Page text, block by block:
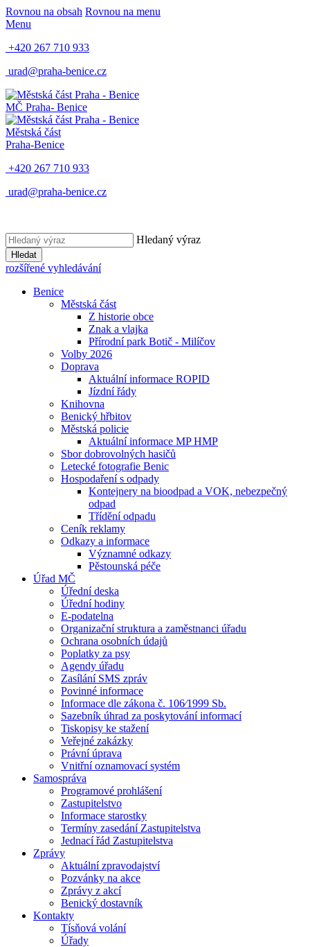
Rovnou na obsah Rovnou na menu
Menu
+420 267 710 933
urad@praha-benice.cz
MČ Praha- Benice
Městská část
Praha-Benice
+420 267 710 933
urad@praha-benice.cz
Hledaný výraz
Hledat
rozšířené vyhledávání
Benice
Městská část
Z historie obce
Znak a vlajka
Přírodní park Botič - Milíčov
Volby 2026
Doprava
Aktuální informace ROPID
Jízdní řády
Knihovna
Benický hřbitov
Městská policie
Aktuální informace MP HMP
Sbor dobrovolných hasičů
Letecké fotografie Benic
Hospodaření s odpady
Kontejnery na bioodpad a VOK, nebezpečný
odpad
Třídění odpadu
Ceník reklamy
Odkazy a informace
Významné odkazy
Pěstounská péče
Úřad MČ
Úřední deska
Úřední hodiny
E-podatelna
Organizační struktura a zaměstnanci úřadu
Ochrana osobních údajů
Poplatky za psy
Agendy úřadu
Zasílání SMS zpráv
Povinné informace
Informace dle zákona č. 106⁄1999 Sb.
Sazebník úhrad za poskytování informací
Tiskopisy ke stažení
Veřejné zakázky
Právní úprava
Vnitřní oznamovací systém
Samospráva
Programové prohlášení
Zastupitelstvo
Informace starostky
Termíny zasedání Zastupitelstva
Jednací řád Zastupitelstva
Zprávy
Aktuální zpravodajství
Pozvánky na akce
Zprávy z akcí
Benický dostavník
Kontakty
Tísňová volání
Úřady